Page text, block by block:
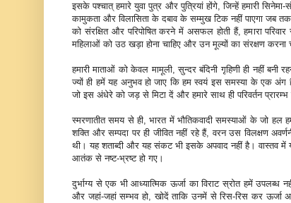
इसके पश्चात् हमारे युवा पुत्र और पुत्रियां होंगे, जिन्हें हमारी
कामुकता और विलासिता के दबाव के सम्मुख टिक नहीं पाएगा जब
को संरक्षित और परिपोषित करने में असफल होती हैं, हमारा
महिलाओं को उठ खड़ा होना चाहिए और उन मूल्यों का संरक्षण
हमारी माताओं को केवल मामूली, सुन्दर बंदिनी गृहिणी ही नहीं बनी
ज्यों ही हमें यह अनुभव हो जाए कि हम स्वयं इस समस्या के एक अंग
जो इस अंधेरे को जड़ से मिटा दें और हमारे साथ ही परिवर्तन
स्मरणातीत समय से ही, भारत में भौतिकवादी समस्याओं के जो हल
शक्ति और सम्पदा पर ही जीवित नहीं रहे हैं, वरन उस विलक्षण
थी। यह शताब्दी और यह संकट भी इसके अपवाद नहीं है। वास्तव
आतंक से नष्ट-भ्रष्ट हो गए।
दुर्भाग्य से एक भी आध्यात्मिक ऊर्जा का विराट स्रोत हमें
और जहां-जहां सम्भव हो, खोदें ताकि उनमें से रिस-रिस कर ऊर्जा